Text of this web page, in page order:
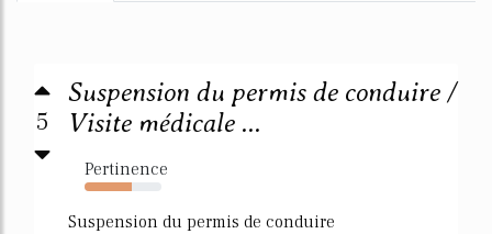
5
Suspension du permis de conduire /
Visite médicale ...
Pertinence
62%
Suspension du permis de conduire